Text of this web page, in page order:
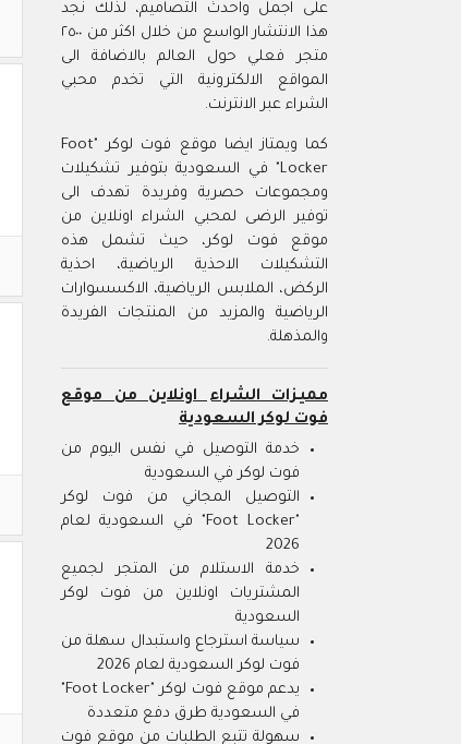
على اجمل واحدث التصاميم، لذلك نجد
هذا الانتشار الواسع من خلال اكثر من ٢٥٠٠
متجر فعلي حول العالم بالاضافة الى
المواقع الالكترونية التي تخدم محبي
الشراء عبر الانترنت.
كما ويمتاز ايضا موقع فوت لوكر "Foot
Locker" في السعودية بتوفير تشكيلات
ومجموعات حصرية وفريدة تهدف الى
توفير الرضى لمحبي الشراء اونلاين من
موقع فوت لوكر، حيث تشمل هذه
التشكيلات الاحذية الرياضية، احذية
الركض، الملابس الرياضية، الاكسسوارات
الرياضية والمزيد من المنتجات الفريدة
والمذهلة.
مميزات الشراء اونلاين من موقع
فوت لوكر السعودية
خدمة التوصيل في نفس اليوم من
فوت لوكر في السعودية
التوصيل المجاني من فوت لوكر
"Foot Locker" في السعودية لعام
2026
خدمة الاستلام من المتجر لجميع
المشتريات اونلاين من فوت لوكر
السعودية
سياسة استرجاع واستبدال سهلة من
فوت لوكر السعودية لعام 2026
يدعم موقع فوت لوكر "Foot Locker"
في السعودية طرق دفع متعددة
سهولة تتبع الطلبات من موقع فوت